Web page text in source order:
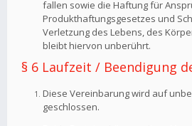
fallen sowie die Haftung für
Produkthaftungsgesetzes und
Verletzung des Lebens, des
bleibt hiervon unberührt.
§ 6 Laufzeit / Beendigung
Diese Vereinbarung wird auf
geschlossen.